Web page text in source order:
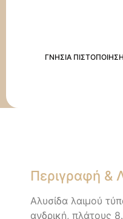
ΓΝΗΣΙΑ
Περιγραφή &
Αλυσίδα λαιμού
ανδρική, πλάτους